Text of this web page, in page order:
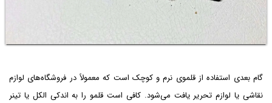
گام بعدی استفاده از قلموی نرم و کوچک است که معمولاً در فروشگاه‌های لوازم
نقاشی یا لوازم تحریر یافت می‌شود. کافی است قلمو را به اندکی الکل یا تینر